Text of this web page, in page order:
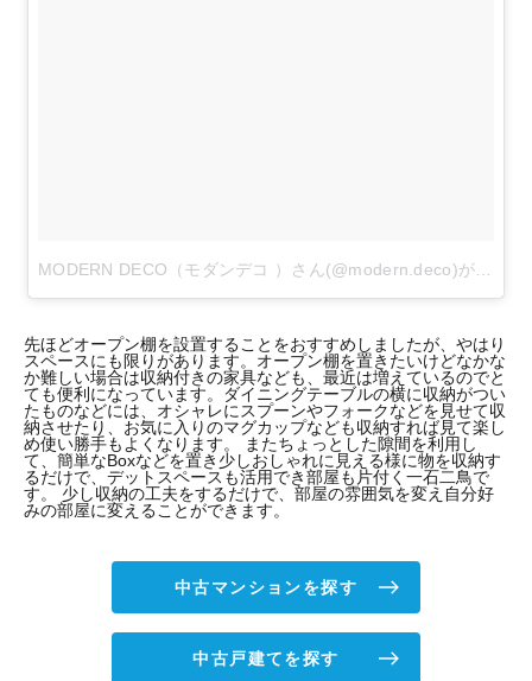
先ほどオープン棚を設置することをおすすめしましたが、やはり
スペースにも限りがあります。オープン棚を置きたいけどなかな
か難しい場合は収納付きの家具なども、最近は増えているのでと
ても便利になっています。ダイニングテーブルの横に収納がつい
たものなどには、オシャレにスプーンやフォークなどを見せて収
納させたり、お気に入りのマグカップなども収納すれば見て楽し
め使い勝手もよくなります。 またちょっとした隙間を利用し
て、簡単なBoxなどを置き少しおしゃれに見える様に物を収納す
るだけで、デットスペースも活用でき部屋も片付く一石二鳥で
す。 少し収納の工夫をするだけで、部屋の雰囲気を変え自分好
みの部屋に変えることができます。
中古マンションを探す
中古戸建てを探す